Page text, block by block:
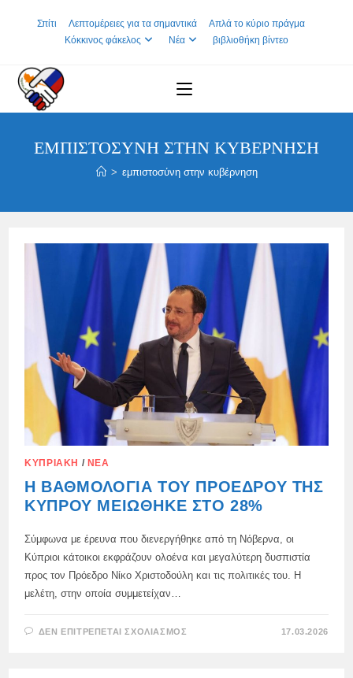
Σπίτι Λεπτομέρειες για τα σημαντικά
Απλά το κύριο πράγμα
Κόκκινος φάκελος
Νέα βιβλιοθήκη βίντεο
ΕΜΠΙΣΤΟΣΎΝΗ ΣΤΗΝ ΚΥΒΈΡΝΗΣΗ
> εμπιστοσύνη στην κυβέρνηση
ΚΥΠΡΙΑΚΉ / ΝΈΑ
Η ΒΑΘΜΟΛΟΓΊΑ ΤΟΥ ΠΡΟΈΔΡΟΥ ΤΗΣ
ΚΎΠΡΟΥ ΜΕΙΏΘΗΚΕ ΣΤΟ 28%
Σύμφωνα με έρευνα που διενεργήθηκε από τη Νόβερνα, οι
Κύπριοι κάτοικοι εκφράζουν ολοένα και μεγαλύτερη δυσπιστία
προς τον Πρόεδρο Νίκο Χριστοδούλη και τις πολιτικές του. Η
μελέτη, στην οποία συμμετείχαν…
ΔΕΝ ΕΠΙΤΡΈΠΕΤΑΙ ΣΧΟΛΙΑΣΜΌΣ 17.03.2026